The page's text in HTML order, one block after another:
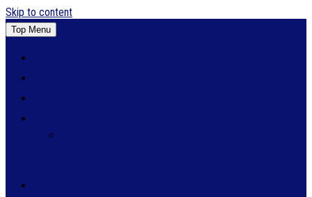
Skip to content
Top Menu